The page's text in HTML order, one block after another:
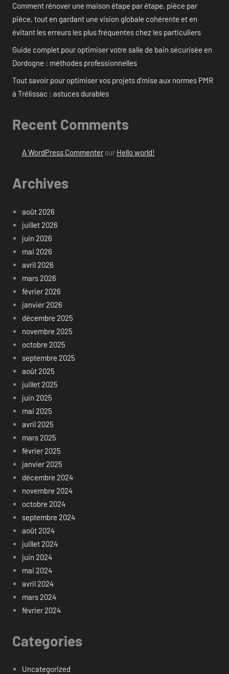
Comment rénover une maison étape par étape, pièce par
pièce, tout en gardant une vision globale cohérente et en
évitant les erreurs les plus fréquentes chez les particuliers
Guide complet pour optimiser votre salle de bain sécurisée en
Dordogne : méthodes professionnelles
Tout savoir pour optimiser vos projets d’mise aux normes PMR
à Trélissac : astuces durables
Recent Comments
A WordPress Commentersur Hello world!
Archives
août 2026
juillet 2026
juin 2026
mai 2026
avril 2026
mars 2026
février 2026
janvier 2026
décembre 2025
novembre 2025
octobre 2025
septembre 2025
août 2025
juillet 2025
juin 2025
mai 2025
avril 2025
mars 2025
février 2025
janvier 2025
décembre 2024
novembre 2024
octobre 2024
septembre 2024
août 2024
juillet 2024
juin 2024
mai 2024
avril 2024
mars 2024
février 2024
Categories
Uncategorized